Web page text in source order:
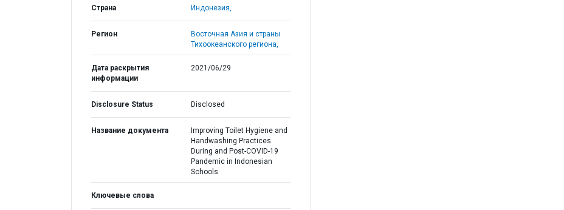
Страна Индонезия,
Регион
Восточная Азия и страны
Тихоокеанского региона,
Дата раскрытия
информации
2021/06/29
Disclosure Status Disclosed
Название документа
Improving Toilet Hygiene and
Handwashing Practices
During and Post-COVID-19
Pandemic in Indonesian
Schools
Ключевые слова